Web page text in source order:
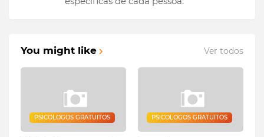
You might like Ver todos
PSICOLOGOS GRATUITOS PSICOLOGOS GRATUITOS